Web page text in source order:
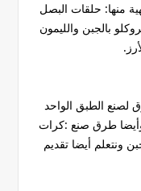
منها: حلقات البصل
بالجبن والليمون
لصنع الطبق الواحد
طرق صنع :كرات
ونتعلم أيضا تقديم